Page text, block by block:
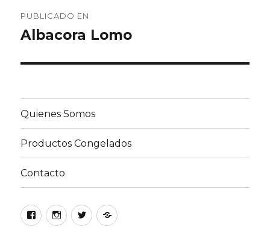
de
PUBLICADO EN
Albacora Lomo
Quienes Somos
Productos Congelados
Contacto
FacebookInstagram
TwitterGoogle